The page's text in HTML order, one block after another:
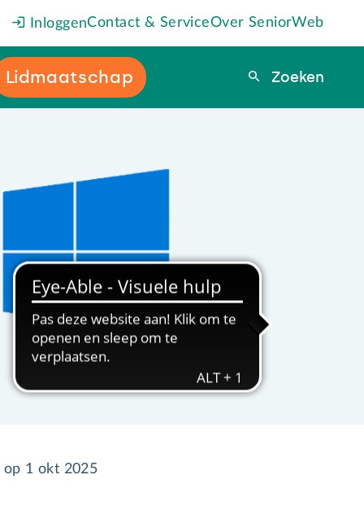
InloggenContact & ServiceOver SeniorWeb
Lidmaatschap Zoeken
Zoeken
op 1 okt 2025